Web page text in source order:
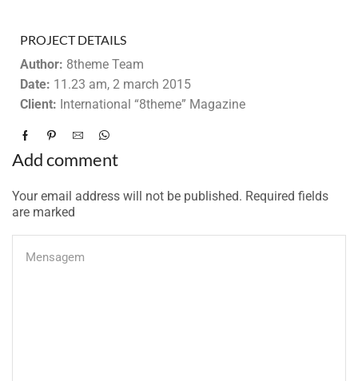
PROJECT DETAILS
Author: 8theme Team
Date: 11.23 am, 2 march 2015
Client: International “8theme” Magazine
Add comment
Your email address will not be published. Required fields
are marked